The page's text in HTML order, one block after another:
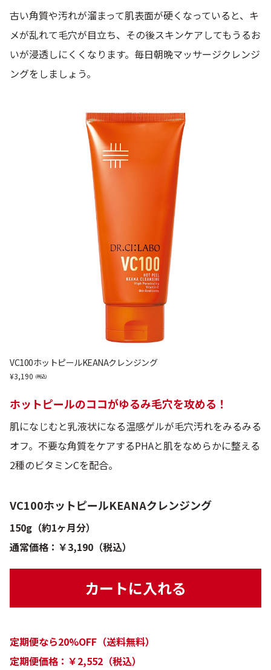
古い角質や汚れが溜まって肌表面が硬くなっていると、キ
メが乱れて毛穴が目立ち、その後スキンケアしてもうるお
いが浸透しにくくなります。毎日朝晩マッサージクレンジ
ングをしましょう。
VC100ホットピールKEANAクレンジング
3,190
ホットピールのココがゆるみ毛穴を攻める！
肌になじむと乳液状になる温感ゲルが毛穴汚れをみるみる
オフ。不要な角質をケアするPHAと肌をなめらかに整える
2種のビタミンCを配合。
VC100ホットピールKEANAクレンジング
150g（約1ヶ月分）
通常価格：￥3,190（税込）
カートに入れる
定期便なら20%OFF（送料無料）
定期便価格：￥2,552（税込）